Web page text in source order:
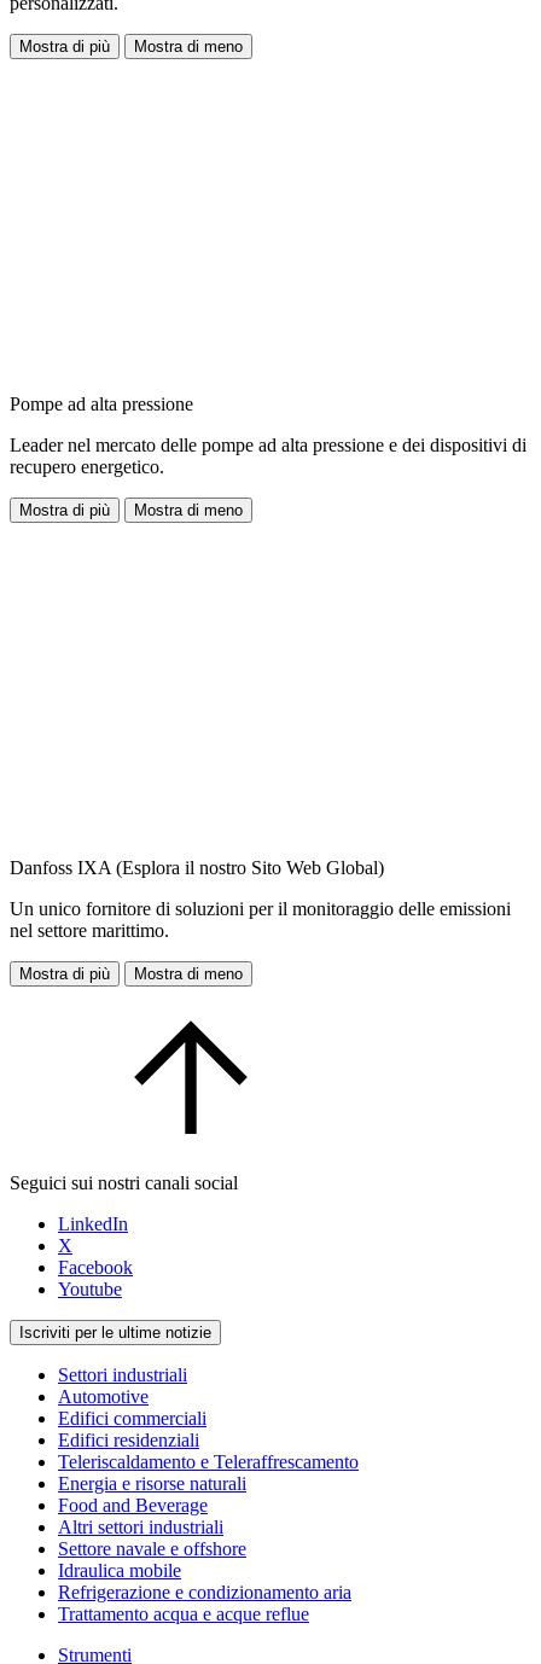
Mostra di più Mostra di meno
Pompe ad alta pressione
Leader nel mercato delle pompe ad alta pressione e dei dispositivi di
recupero energetico.
Mostra di più Mostra di meno
Danfoss IXA (Esplora il nostro Sito Web Global)
Un unico fornitore di soluzioni per il monitoraggio delle emissioni
nel settore marittimo.
Mostra di più Mostra di meno
Seguici sui nostri canali social
LinkedIn
X
Facebook
Youtube
Iscriviti per le ultime notizie
Settori industriali
Automotive
Edifici commerciali
Edifici residenziali
Teleriscaldamento e Teleraffrescamento
Energia e risorse naturali
Food and Beverage
Altri settori industriali
Settore navale e offshore
Idraulica mobile
Refrigerazione e condizionamento aria
Trattamento acqua e acque reflue
Strumenti